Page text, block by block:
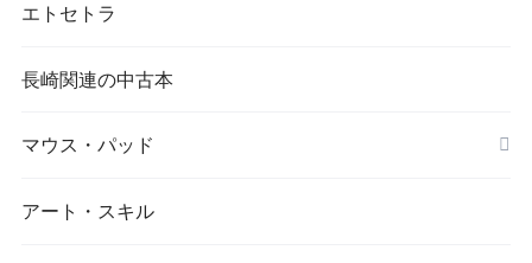
エトセトラ
長崎関連の中古本
マウス・パッド
アート・スキル